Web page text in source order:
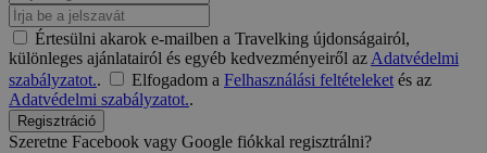
Értesülni akarok e-mailben a Travelking újdonságairól,
különleges ajánlatairól és egyéb kedvezményeiről azAdatvédelmi
szabályzatot.. Elfogadom a Felhasználási feltételeketés az
Adatvédelmi szabályzatot..
Regisztráció
Szeretne Facebook vagy Google fiókkal regisztrálni?